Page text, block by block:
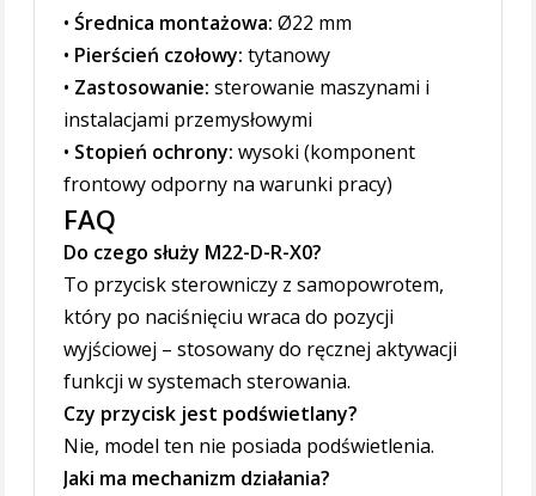
•Średnica montażowa: Ø22 mm
• Pierścień czołowy: tytanowy
• Zastosowanie: sterowanie maszynami i
instalacjami przemysłowymi
• Stopień ochrony: wysoki (komponent
frontowy odporny na warunki pracy)
FAQ
Do czego służy M22-D-R-X0?
To przycisk sterowniczy z samopowrotem,
który po naciśnięciu wraca do pozycji
wyjściowej – stosowany do ręcznej aktywacji
funkcji w systemach sterowania.
Czy przycisk jest podświetlany?
Nie, model ten nie posiada podświetlenia.
Jaki ma mechanizm działania?